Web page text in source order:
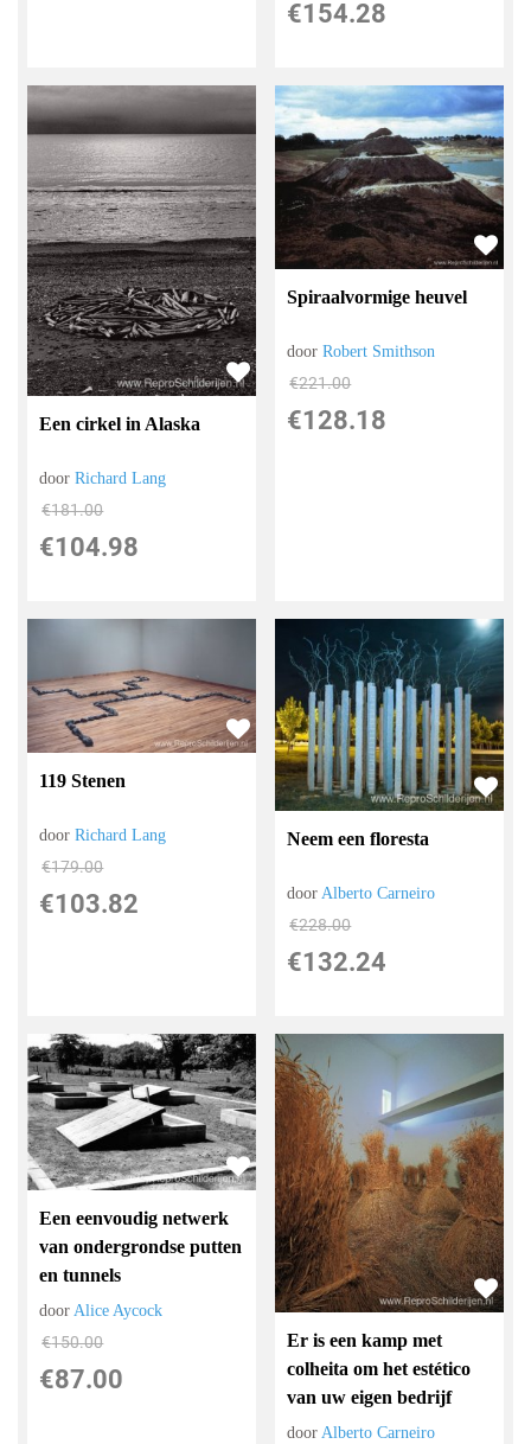
€154.28
Een cirkel in Alaska
doorRichard Lang
€181.00
€104.98
Spiraalvormige heuvel
doorRobert Smithson
€221.00
€128.18
119 Stenen
doorRichard Lang
€179.00
€103.82
Neem een ​​floresta
door Alberto Carneiro
€228.00
€132.24
Een eenvoudig netwerk
van ondergrondse putten
en tunnels
doorAlice Aycock
€150.00
€87.00
Er is een kamp met
colheita om het estético
van uw eigen bedrijf
doorAlberto Carneiro